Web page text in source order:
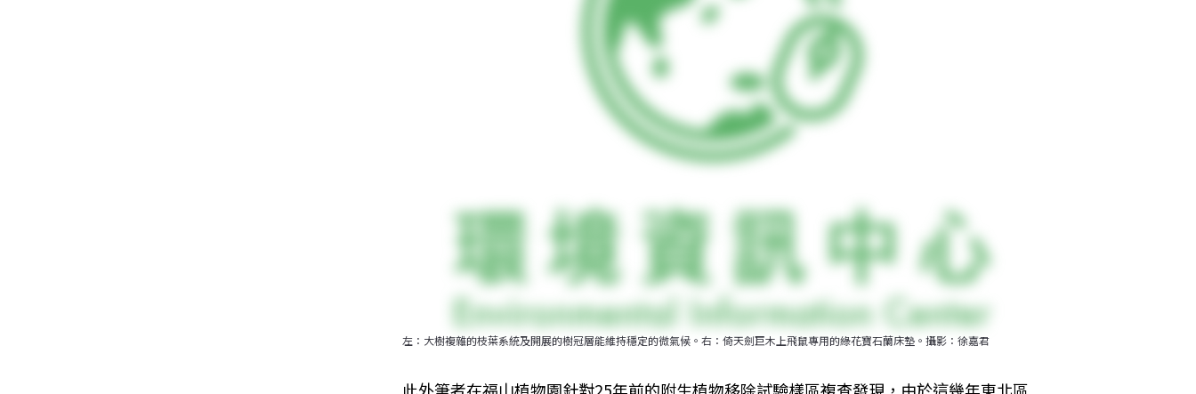
左：大樹複雜的枝葉系統及開展的樹冠層能維持穩定的微氣候。右：倚天劍巨木上飛鼠專用的綠花寶石蘭床墊。攝影：徐嘉君